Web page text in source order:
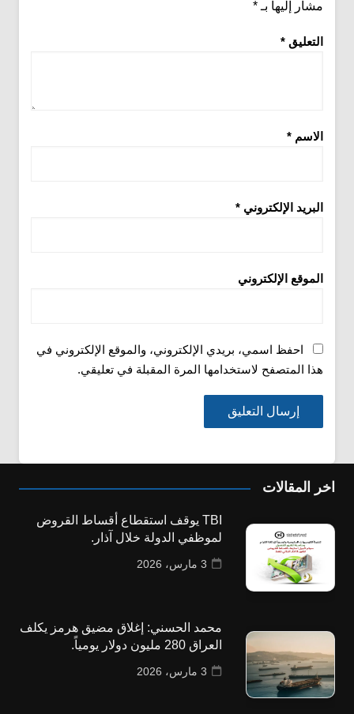
مشار إليها بـ *
التعليق *
الاسم *
البريد الإلكتروني *
الموقع الإلكتروني
احفظ اسمي، بريدي الإلكتروني، والموقع الإلكتروني في
هذا المتصفح لاستخدامها المرة المقبلة في تعليقي.
اخر المقالات
TBI يوقف استقطاع أقساط القروض
لموظفي الدولة خلال آذار.
3 مارس، 2026
محمد الحسني: إغلاق مضيق هرمز يكلف
العراق 280 مليون دولار يومياً.
3 مارس، 2026